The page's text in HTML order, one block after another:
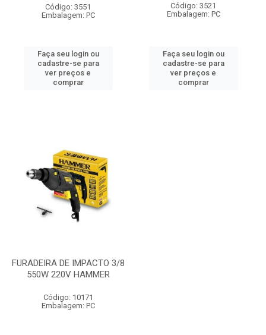
Código: 3551
Embalagem: PC
Faça seu login ou
cadastre-se para
ver preços e
comprar
Código: 3521
Embalagem: PC
Faça seu login ou
cadastre-se para
ver preços e
comprar
FURADEIRA DE IMPACTO 3/8
550W 220V HAMMER
Código: 10171
Embalagem: PC